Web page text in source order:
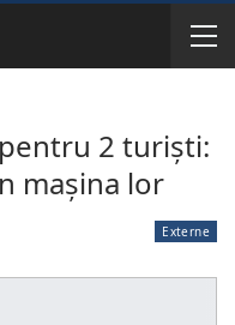
2 turiști:
mașina lor
Externe